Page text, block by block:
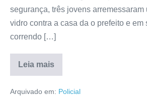
segurança, três jovens arremessaram
vidro contra a casa da o prefeito e em
correndo […]
Leia mais
Arquivado em: Policial